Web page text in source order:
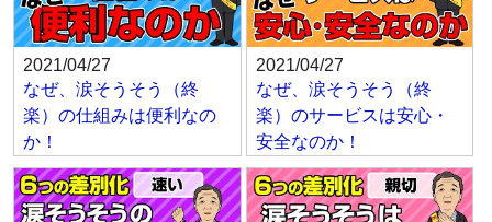
2021/04/27
なぜ、涙そうそう（終
楽）の仕組みは便利なの
か！
2021/04/27
なぜ、涙そうそう（終
楽）のサービスは安心・
安全なのか！